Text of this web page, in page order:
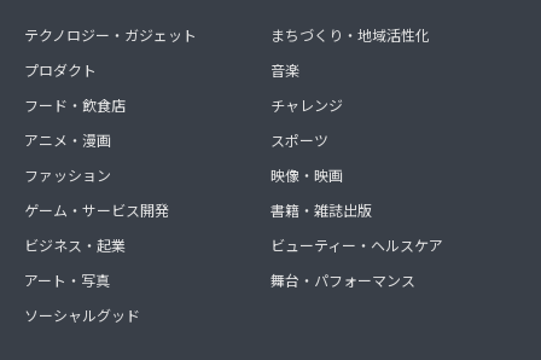
テクノロジー・ガジェット
プロダクト
フード・飲食店
アニメ・漫画
ファッション
ゲーム・サービス開発
ビジネス・起業
アート・写真
ソーシャルグッド
まちづくり・地域活性化
音楽
チャレンジ
スポーツ
映像・映画
書籍・雑誌出版
ビューティー・ヘルスケア
舞台・パフォーマンス